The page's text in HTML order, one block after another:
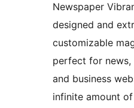
Newspaper
designed and
customizable
perfect for
and business
infinite amount